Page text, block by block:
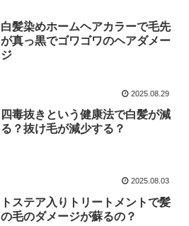
白髪染めホームヘアカラーで毛先
が真っ黒でゴワゴワのヘアダメー
ジ
2025.08.29
四毒抜きという健康法で白髪が減
る？抜け毛が減少する？
2025.08.03
トステア入りトリートメントで髪
の毛のダメージが蘇るの？